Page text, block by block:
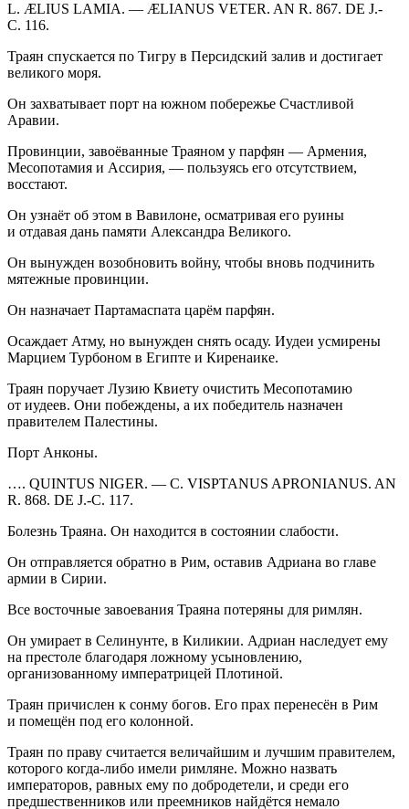
L. ÆLIUS LAMIA. — ÆLIANUS VETER. AN R. 867. DE J.-
C. 116.
Траян спускается по Тигру в Персидский залив и достигает
великого моря.
Он захватывает порт на южном побережье Счастливой
Аравии.
Провинции, завоёванные Траяном у парфян — Армения,
Месопотамия и Ассирия, — пользуясь его отсутствием,
восстают.
Он узнаёт об этом в Вавилоне, осматривая его руины
и отдавая дань памяти Александра Великого.
Он вынужден возобновить войну, чтобы вновь подчинить
мятежные провинции.
Он назначает Партамаспата царём парфян.
Осаждает Атму, но вынужден снять осаду. Иудеи усмирены
Марцием Турбоном в Египте и Киренаике.
Траян поручает Лузию Квиету очистить Месопотамию
от иудеев. Они побеждены, а их победитель назначен
правителем Палестины.
Порт Анконы.
…. QUINTUS NIGER. — C. VISPTANUS APRONIANUS. AN
R. 868. DE J.-C. 117.
Болезнь Траяна. Он находится в состоянии слабости.
Он отправляется обратно в Рим, оставив Адриана во главе
армии в Сирии.
Все восточные завоевания Траяна потеряны для римлян.
Он умирает в Селинунте, в Киликии. Адриан наследует ему
на престоле благодаря ложному усыновлению,
организованному императрицей Плотиной.
Траян причислен к сонму богов. Его прах перенесён в Рим
и помещён под его колонной.
Траян по праву считается величайшим и лучшим правителем,
которого когда-либо имели римляне. Можно назвать
императоров, равных ему по добродетели, и среди его
предшественников или преемников найдётся немало